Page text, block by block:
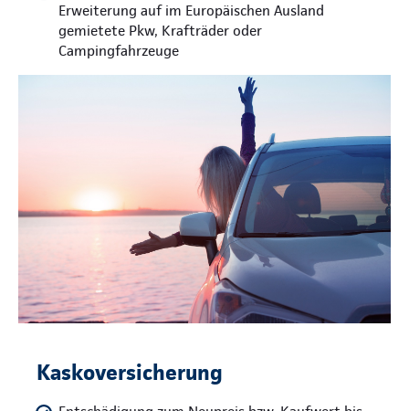
Erweiterung auf im Europäischen Ausland
gemietete Pkw, Krafträder oder
Campingfahrzeuge
Kaskoversicherung